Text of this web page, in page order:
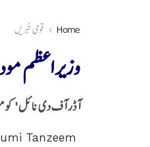
Home قومی خبریں
وزیر اعظم
آڈر آف دی نائل' کو مصر نے 1915 میں متعارف کرایا تھا۔ پھر اسے مصر کے
Tanzeem